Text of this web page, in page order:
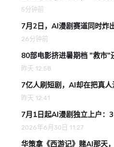
5分钟前
7月2日，AI漫剧赛道同时炸
26分钟前
80部电影挤进暑期档 "救市"
昨天 12:58
7亿人刷短剧，AI却在把真
昨天 12:41
7月1日起AI漫剧独立上户：
2026年6月30日 11:27
华策拿《西游记》赌AI那天